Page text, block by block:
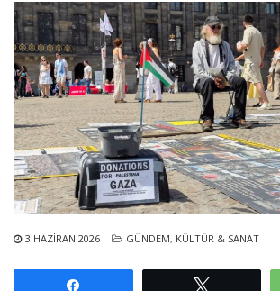
3 HAZIRAN 2026 GÜNDEM, KÜLTÜR & SANAT